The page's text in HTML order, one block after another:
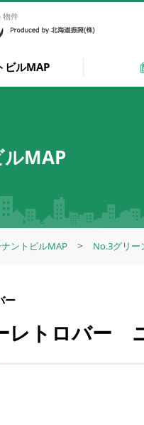
物件
ビルMAP
MAP
ントビルMAP No.3グリー
ー
レトロバー